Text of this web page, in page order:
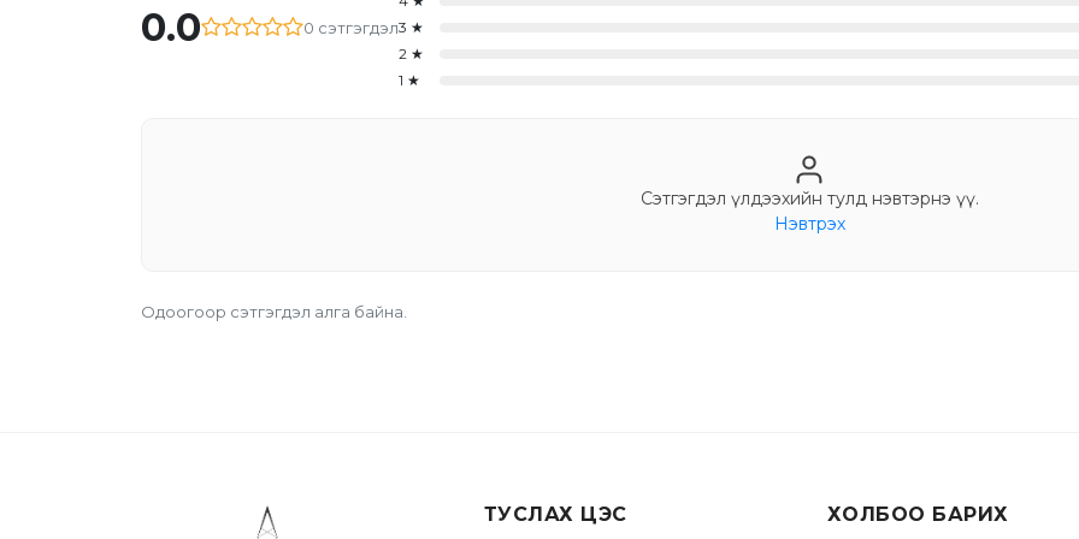
0.0 0 сэтгэгдэл3 ★
2 ★
1 ★
Сэтгэгдэл үлдээхийн тулд нэвтэрнэ үү.
Нэвтрэх
Одоогоор сэтгэгдэл алга байна.
ТУСЛАХ ЦЭС ХОЛБОО БАРИХ